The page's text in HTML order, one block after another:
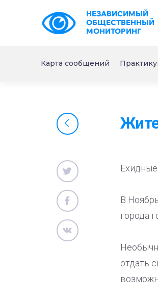
НЕЗАВИСИМЫЙ
ОБЩЕСТВЕННЫЙ
МОНИТОРИНГ
Карта сообщений
В
города
отдать